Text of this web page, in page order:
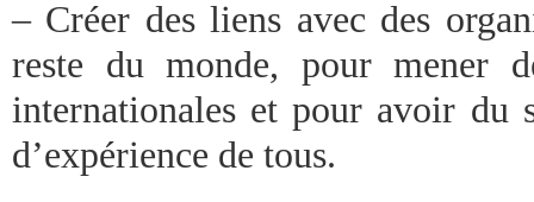
– Créer des liens avec des
reste du monde, pour mener
internationales et pour avoir du
d’expérience de tous.